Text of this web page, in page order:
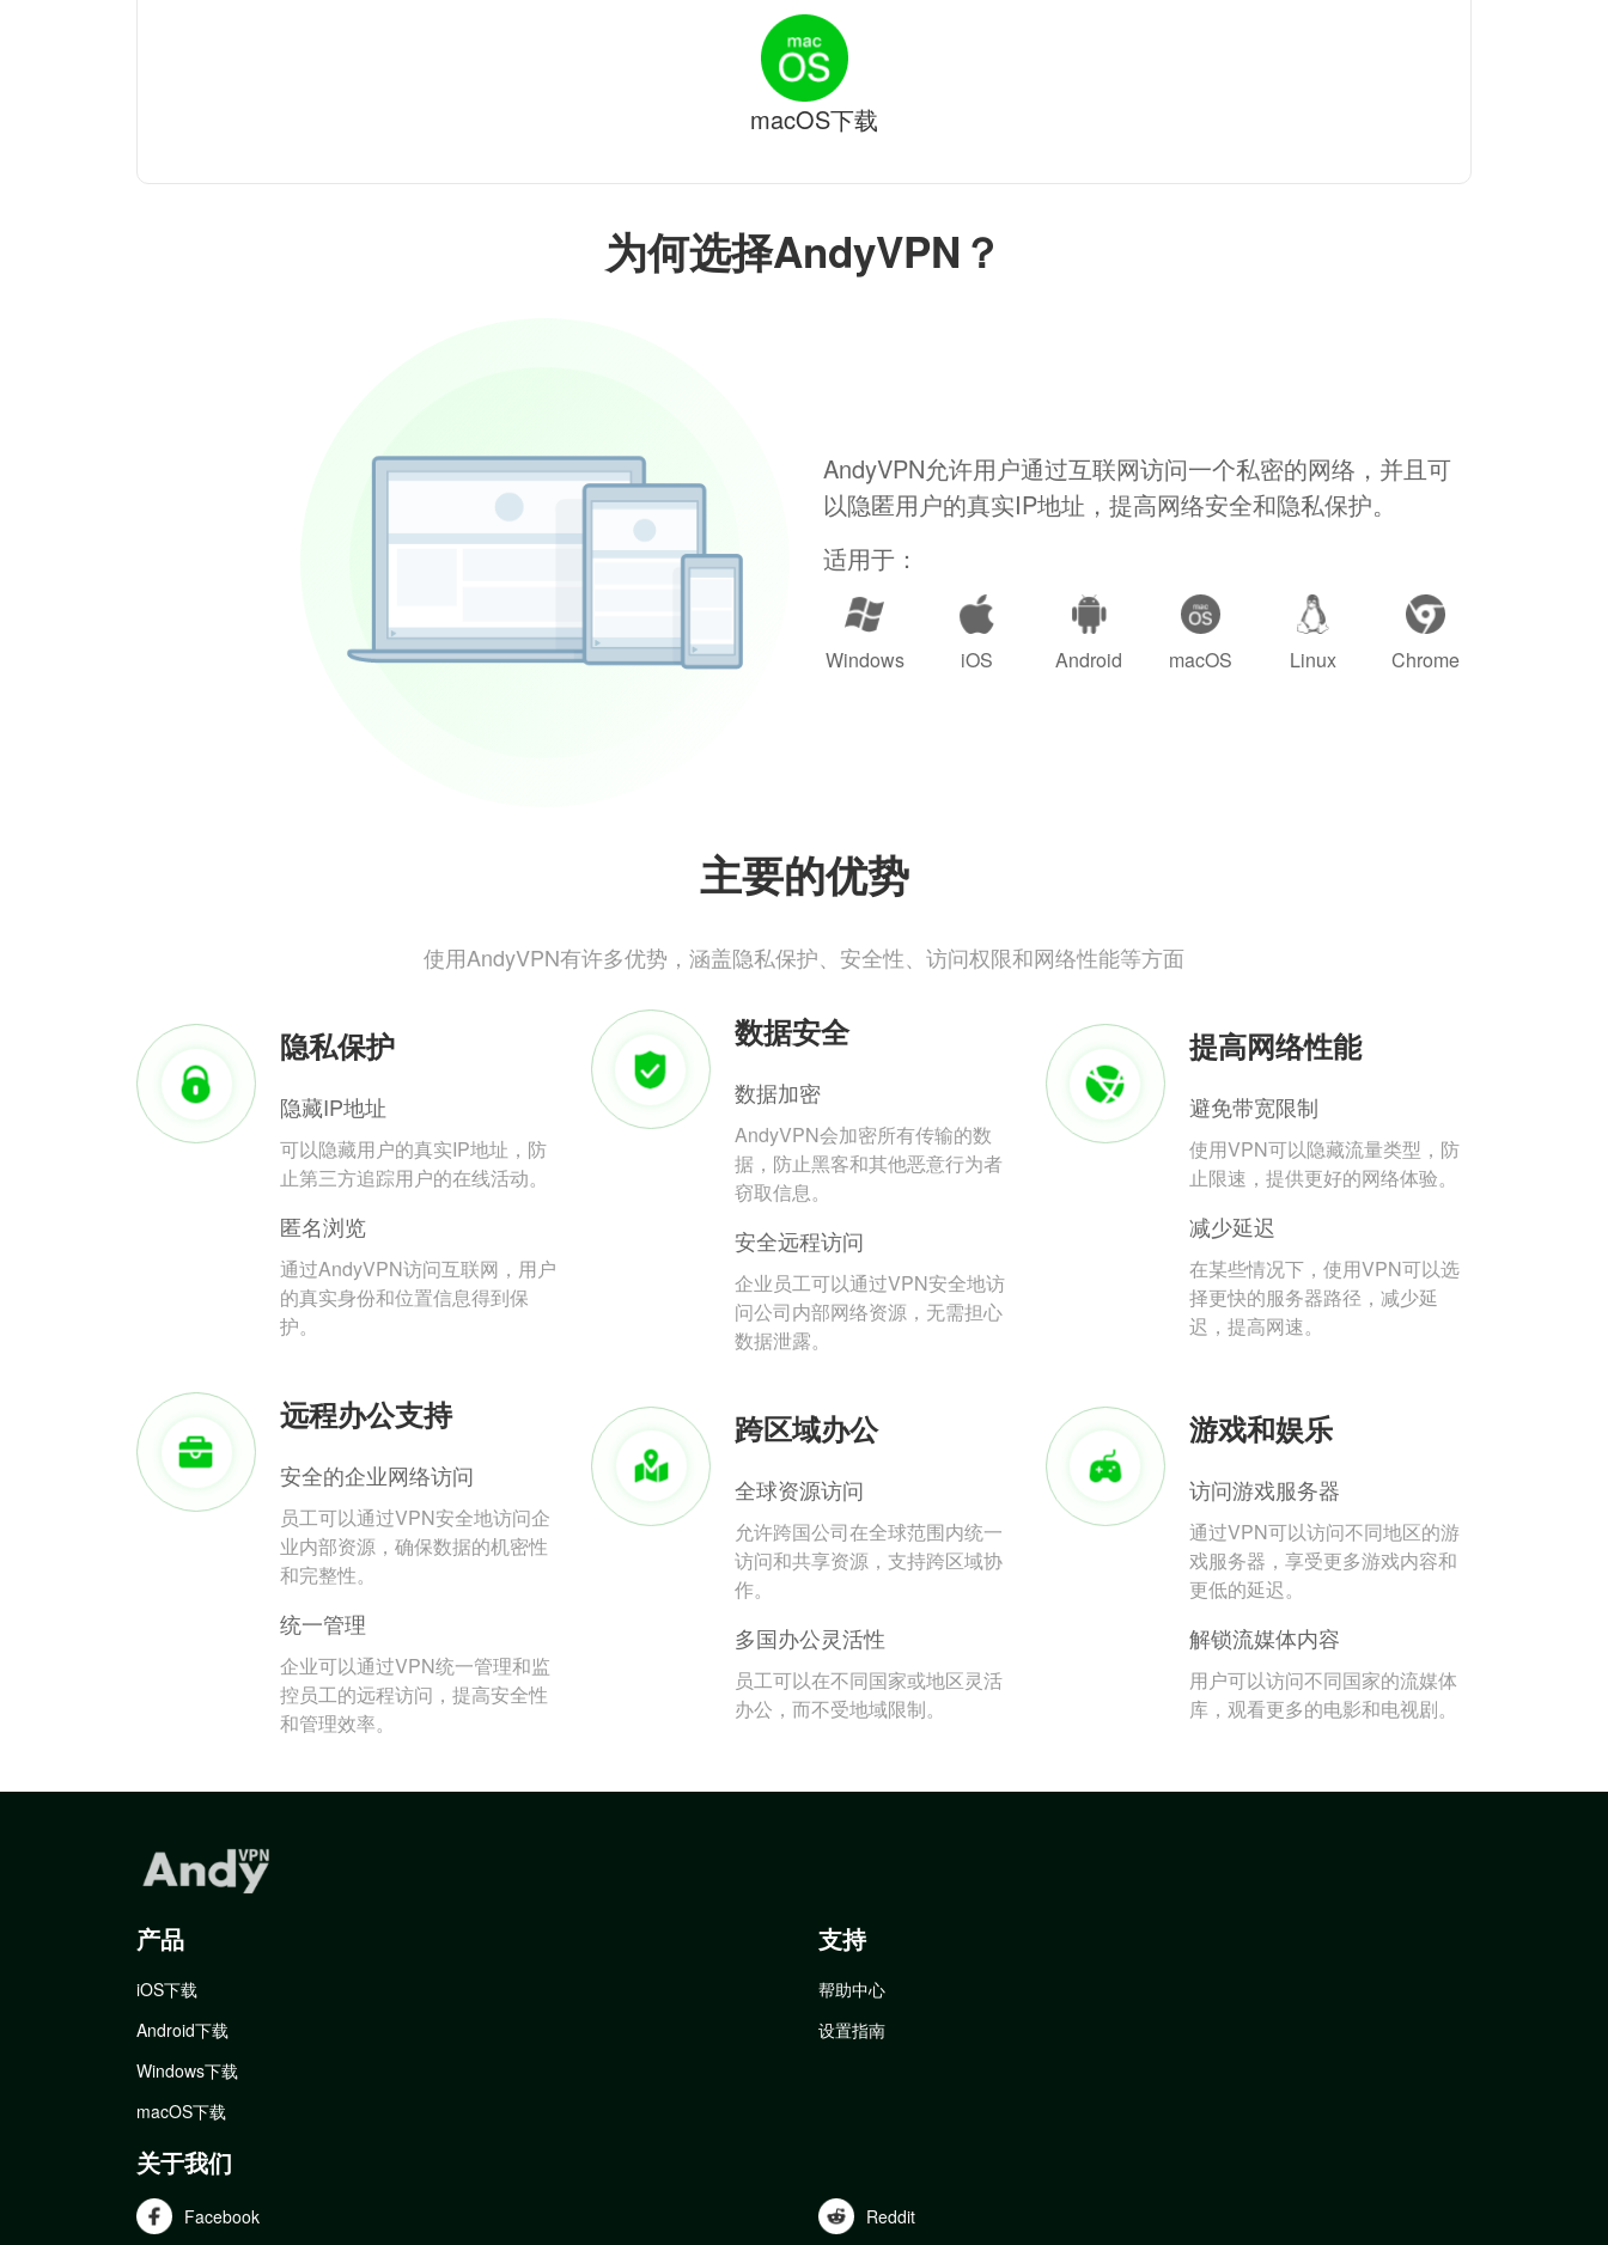
为何选择AndyVPN？
AndyVPN允许用户通过互联网访问一个私密的网络，并且可
以隐匿用户的真实IP地址，提高网络安全和隐私保护。
适用于：
Windows iOS Android macOS Linux Chrome
主要的优势
使用AndyVPN有许多优势，涵盖隐私保护、安全性、访问权限和网络性能等方面
隐私保护
隐藏IP地址
可以隐藏用户的真实IP地址，防
止第三方追踪用户的在线活动。
匿名浏览
通过AndyVPN访问互联网，用户
的真实身份和位置信息得到保
护。
数据安全
数据加密
AndyVPN会加密所有传输的数
据，防止黑客和其他恶意行为者
窃取信息。
安全远程访问
企业员工可以通过VPN安全地访
问公司内部网络资源，无需担心
数据泄露。
提高网络性能
避免带宽限制
使用VPN可以隐藏流量类型，防
止限速，提供更好的网络体验。
减少延迟
在某些情况下，使用VPN可以选
择更快的服务器路径，减少延
迟，提高网速。
远程办公支持
安全的企业网络访问
员工可以通过VPN安全地访问企
业内部资源，确保数据的机密性
和完整性。
统一管理
企业可以通过VPN统一管理和监
控员工的远程访问，提高安全性
和管理效率。
跨区域办公
全球资源访问
允许跨国公司在全球范围内统一
访问和共享资源，支持跨区域协
作。
多国办公灵活性
员工可以在不同国家或地区灵活
办公，而不受地域限制。
游戏和娱乐
访问游戏服务器
通过VPN可以访问不同地区的游
戏服务器，享受更多游戏内容和
更低的延迟。
解锁流媒体内容
用户可以访问不同国家的流媒体
库，观看更多的电影和电视剧。
macOS下载
产品
iOS下载
Android下载
Windows下载
macOS下载
支持
帮助中心
设置指南
关于我们
Facebook Reddit